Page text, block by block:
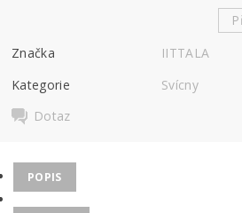
Značka
IITTALA
Kategorie
Svícny
Dotaz
POPIS